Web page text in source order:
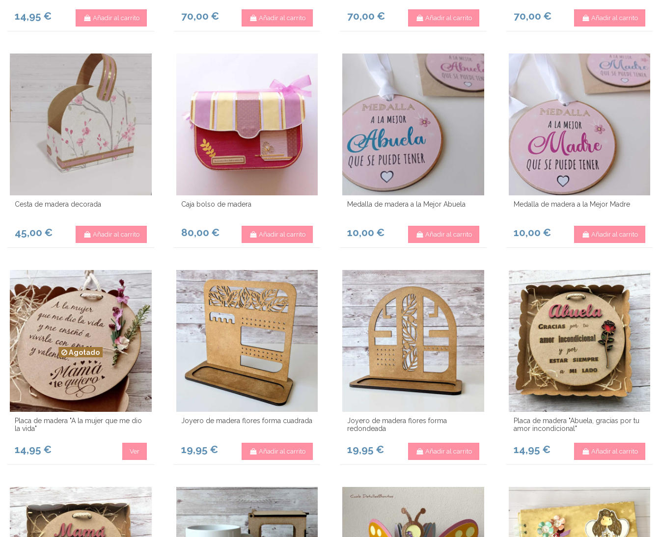
14,95 € Añadir al carrito 70,00 € Añadir al carrito 70,00 € Añadir al carrito 70,00 € Añadir al carrito
Cesta de madera decorada
45,00 € Añadir al carrito
Caja bolso de madera
80,00 € Añadir al carrito
Medalla de madera a la Mejor Abuela
10,00 € Añadir al carrito
Medalla de madera a la Mejor Madre
10,00 € Añadir al carrito
Agotado
Placa de madera "A la mujer que me dio
la vida"
14,95 € Ver
Joyero de madera flores forma cuadrada
19,95 € Añadir al carrito
Joyero de madera flores forma
redondeada
19,95 € Añadir al carrito
Placa de madera "Abuela, gracias por tu
amor incondicional"
14,95 € Añadir al carrito